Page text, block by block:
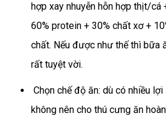
hợp xay nhuyễn hỗn hợp thịt/cá
60% protein + 30% chất xơ +
chất. Nếu được như thế thì bữa
rất tuyệt vời.
Chọn chế độ ăn: dù có nhiều
không nên cho thú cưng ăn